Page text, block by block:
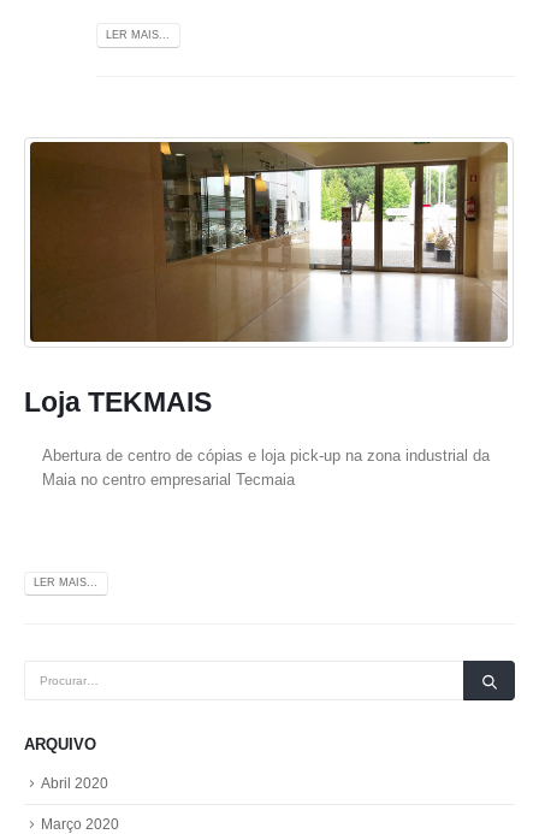
LER MAIS...
Loja TEKMAIS
Abertura de centro de cópias e loja pick-up na zona industrial da
Maia no centro empresarial Tecmaia
LER MAIS...
ARQUIVO
Abril 2020
Março 2020